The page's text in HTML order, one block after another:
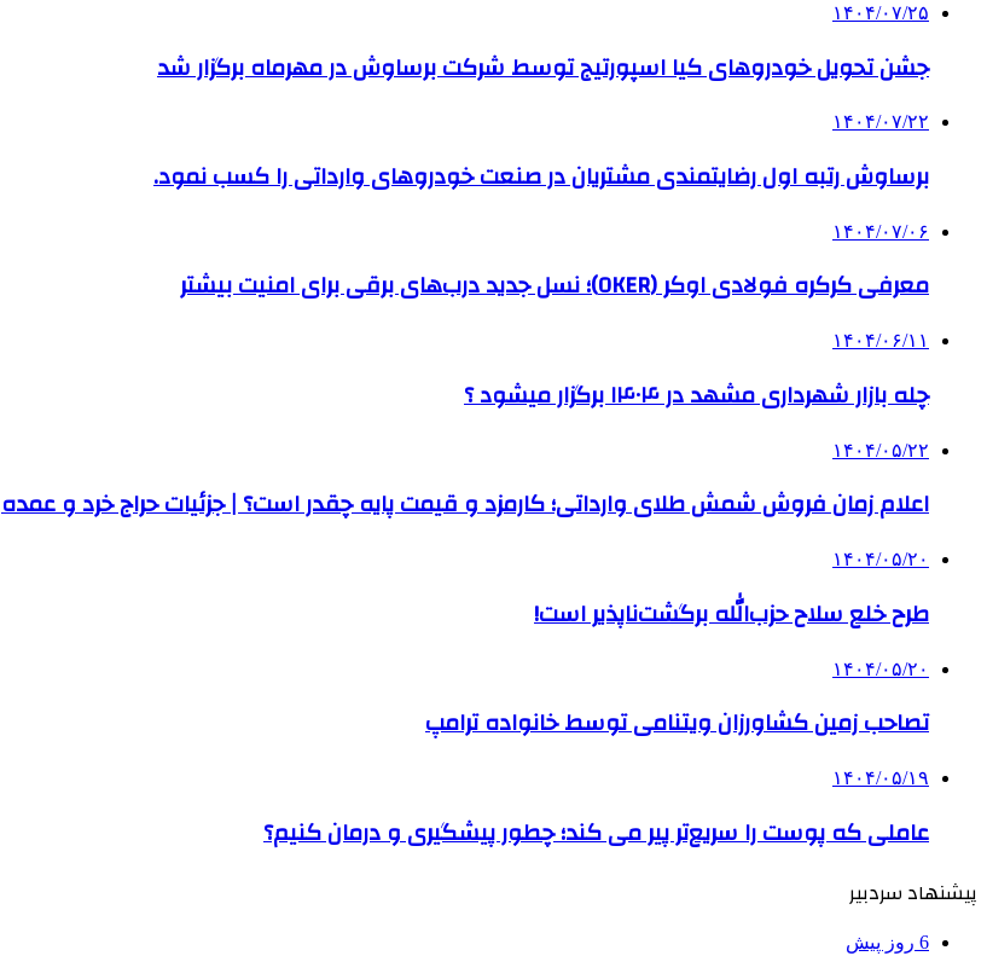
۱۴۰۴/۰۷/۲۵
جشن تحویل خودروهای کیا اسپورتیج توسط شرکت برساوش در مهرماه برگزار شد
۱۴۰۴/۰۷/۲۲
برساوش رتبه اول رضایتمندی مشتریان در صنعت خودروهای وارداتی را کسب نمود.
۱۴۰۴/۰۷/۰۶
معرفی کرکره فولادی اوکر (OKER)؛ نسل جدید درب‌های برقی برای امنیت بیشتر
۱۴۰۴/۰۶/۱۱
چله بازار شهرداری مشهد در ۱۴۰۴ برگزار میشود ؟
۱۴۰۴/۰۵/۲۲
اعلام زمان فروش شمش طلای وارداتی؛ کارمزد و قیمت پایه چقدر است؟ | جزئیات حراج خرد و عمده
۱۴۰۴/۰۵/۲۰
طرح خلع سلاح حزب‌الله برگشت‌ناپذیر است!
۱۴۰۴/۰۵/۲۰
تصاحب زمین کشاورزان ویتنامی توسط خانواده ترامپ
۱۴۰۴/۰۵/۱۹
عاملی که پوست را سریع‌تر پیر می کند؛ چطور پیشگیری و درمان کنیم؟
پیشنهاد سردبیر
6 روز پیش